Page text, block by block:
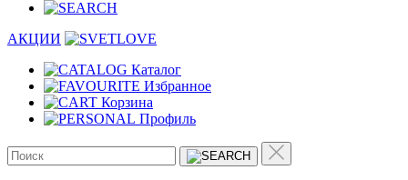
АКЦИИ
Каталог
Избранное
Корзина
Профиль